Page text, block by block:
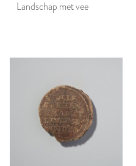
Landschap met vee